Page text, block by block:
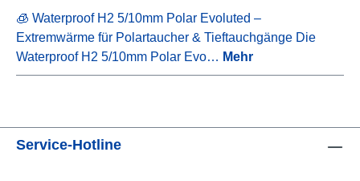
🧊 Waterproof H2 5/10mm Polar Evoluted –
Extremwärme für Polartaucher & Tieftauchgänge Die
Waterproof H2 5/10mm Polar Evo… Mehr
Service-Hotline